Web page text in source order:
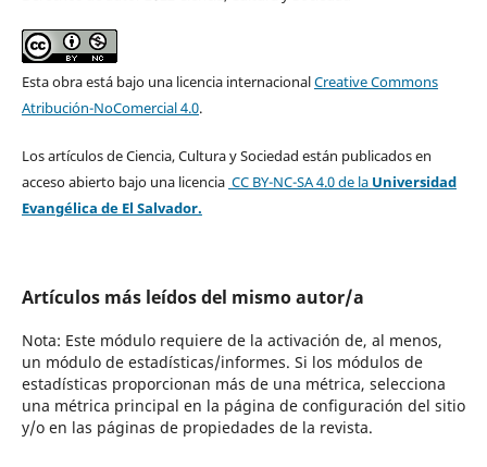
Esta obra está bajo una licencia internacionalCreative Commons
Atribución-NoComercial 4.0.
Los artículos de Ciencia, Cultura y Sociedad están publicados en
acceso abierto bajo una licencia CC BY-NC-SA 4.0de la Universidad
Evangélica de El Salvador.
Artículos más leídos del mismo autor/a
Nota: Este módulo requiere de la activación de, al menos,
un módulo de estadísticas/informes. Si los módulos de
estadísticas proporcionan más de una métrica, selecciona
una métrica principal en la página de configuración del sitio
y/o en las páginas de propiedades de la revista.